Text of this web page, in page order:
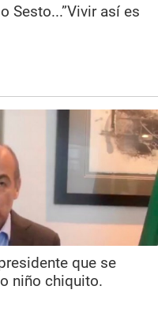
Sesto...”Vivir así es
que se
niño chiquito.